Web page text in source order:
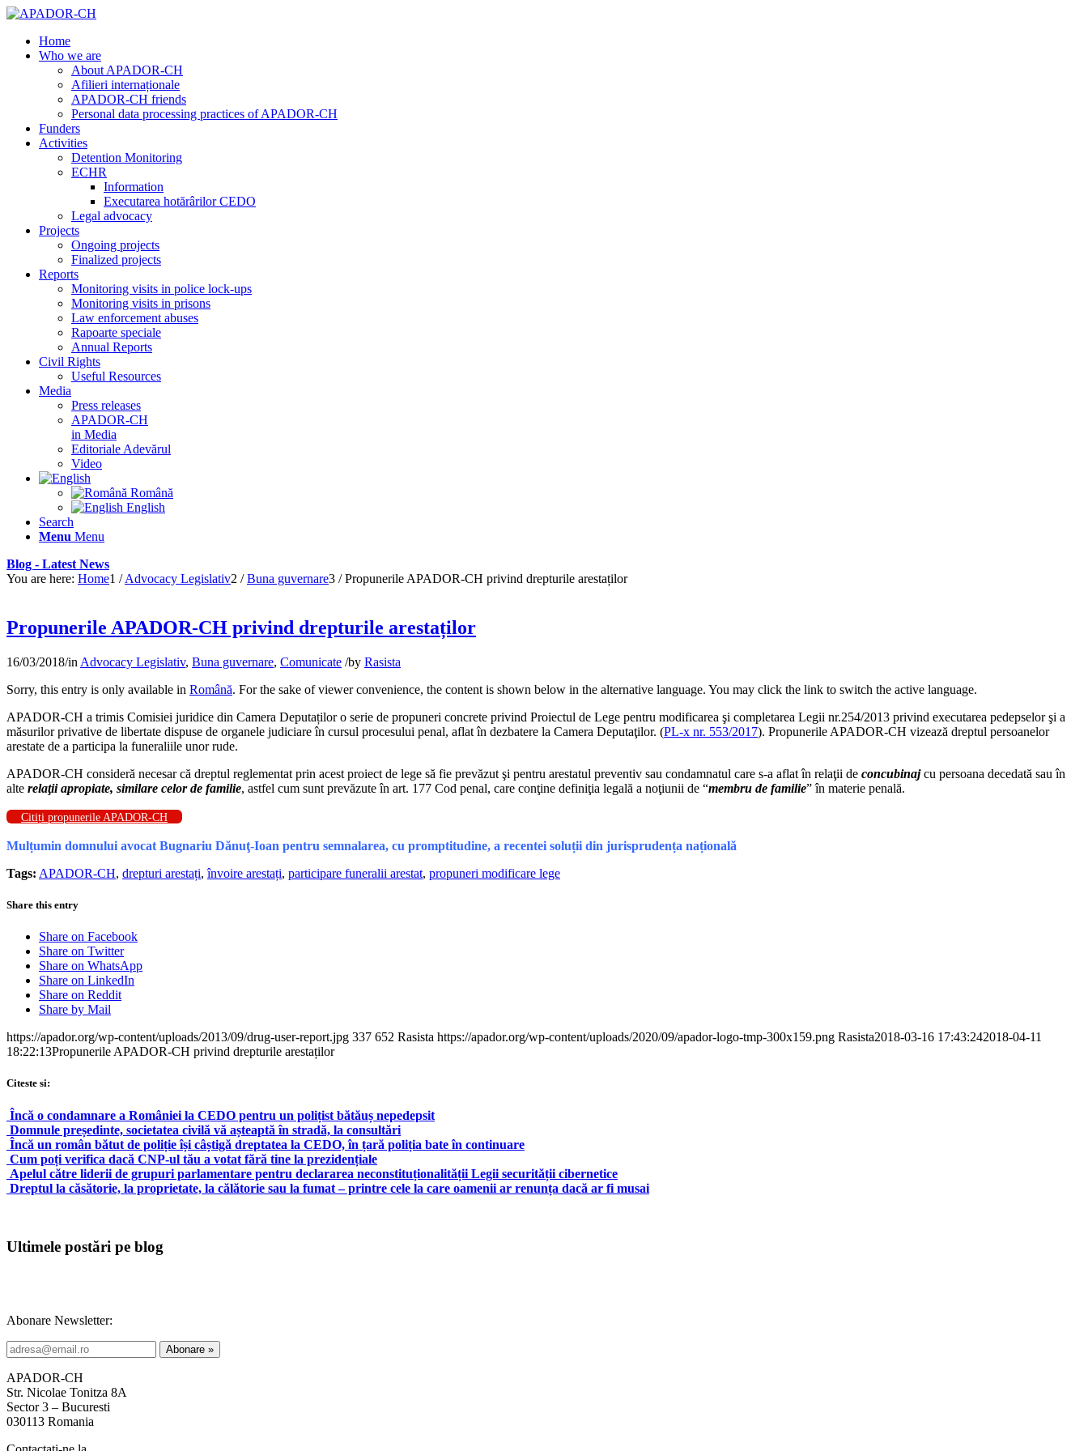
Home
Who we are
About APADOR-CH
Afilieri internaționale
APADOR-CH friends
Personal data processing practices of APADOR-CH
Funders
Activities
Detention Monitoring
ECHR
Information
Executarea hotărârilor CEDO
Legal advocacy
Projects
Ongoing projects
Finalized projects
Reports
Monitoring visits in police lock-ups
Monitoring visits in prisons
Law enforcement abuses
Rapoarte speciale
Annual Reports
Civil Rights
Useful Resources
Media
Press releases
APADOR-CH
in Media
Editoriale Adevărul
Video
Română
English
Search
Menu Menu
Blog - Latest News
You are here: Home1 / Advocacy Legislativ2 / Buna guvernare3 / Propunerile APADOR-CH privind drepturile arestaților
Propunerile APADOR-CH privind drepturile arestaților
16/03/2018/in Advocacy Legislativ, Buna guvernare, Comunicate /by Rasista
Sorry, this entry is only available in Română. For the sake of viewer convenience, the content is shown below in the alternative language. You may click the link to switch the active language.
APADOR-CH a trimis Comisiei juridice din Camera Deputaților o serie de propuneri concrete privind Proiectul de Lege pentru modificarea şi completarea Legii nr.254/2013 privind executarea pedepselor şi a
măsurilor privative de libertate dispuse de organele judiciare în cursul procesului penal, aflat în dezbatere la Camera Deputaţilor. (PL-x nr. 553/2017). Propunerile APADOR-CH vizează dreptul persoanelor
arestate de a participa la funeraliile unor rude.
APADOR-CH consideră necesar că dreptul reglementat prin acest proiect de lege să fie prevăzut şi pentru arestatul preventiv sau condamnatul care s-a aflat în relaţii de concubinajcu persoana decedată sau în
alte relaţii apropiate, similare celor de familie, astfel cum sunt prevăzute în art. 177 Cod penal, care conţine definiţia legală a noţiunii de “membru de familie” în materie penală.
Citiți propunerile APADOR-CH
Mulțumin domnului avocat Bugnariu Dănuţ-Ioan pentru semnalarea, cu promptitudine, a recentei soluții din jurisprudența națională
Tags: APADOR-CH, drepturi arestați,învoire arestați, participare funeralii arestat, propuneri modificare lege
Share this entry
Share on Facebook
Share on Twitter
Share on WhatsApp
Share on LinkedIn
Share on Reddit
Share by Mail
https://apador.org/wp-content/uploads/2013/09/drug-user-report.jpg 337 652 Rasista https://apador.org/wp-content/uploads/2020/09/apador-logo-tmp-300x159.png Rasista2018-03-16 17:43:242018-04-11
18:22:13Propunerile APADOR-CH privind drepturile arestaților
Citeste si:
Încă o condamnare a României la CEDO pentru un polițist bătăuș nepedepsit
Domnule președinte, societatea civilă vă așteaptă în stradă, la consultări
Încă un român bătut de poliție își câștigă dreptatea la CEDO, în țară poliția bate în continuare
Cum poți verifica dacă CNP-ul tău a votat fără tine la prezidențiale
Apelul către liderii de grupuri parlamentare pentru declararea neconstituționalității Legii securității cibernetice
Dreptul la căsătorie, la proprietate, la călătorie sau la fumat – printre cele la care oamenii ar renunța dacă ar fi musai
Ultimele postări pe blog
Abonare Newsletter:
APADOR-CH
Str. Nicolae Tonitza 8A
Sector 3 – Bucuresti
030113 Romania